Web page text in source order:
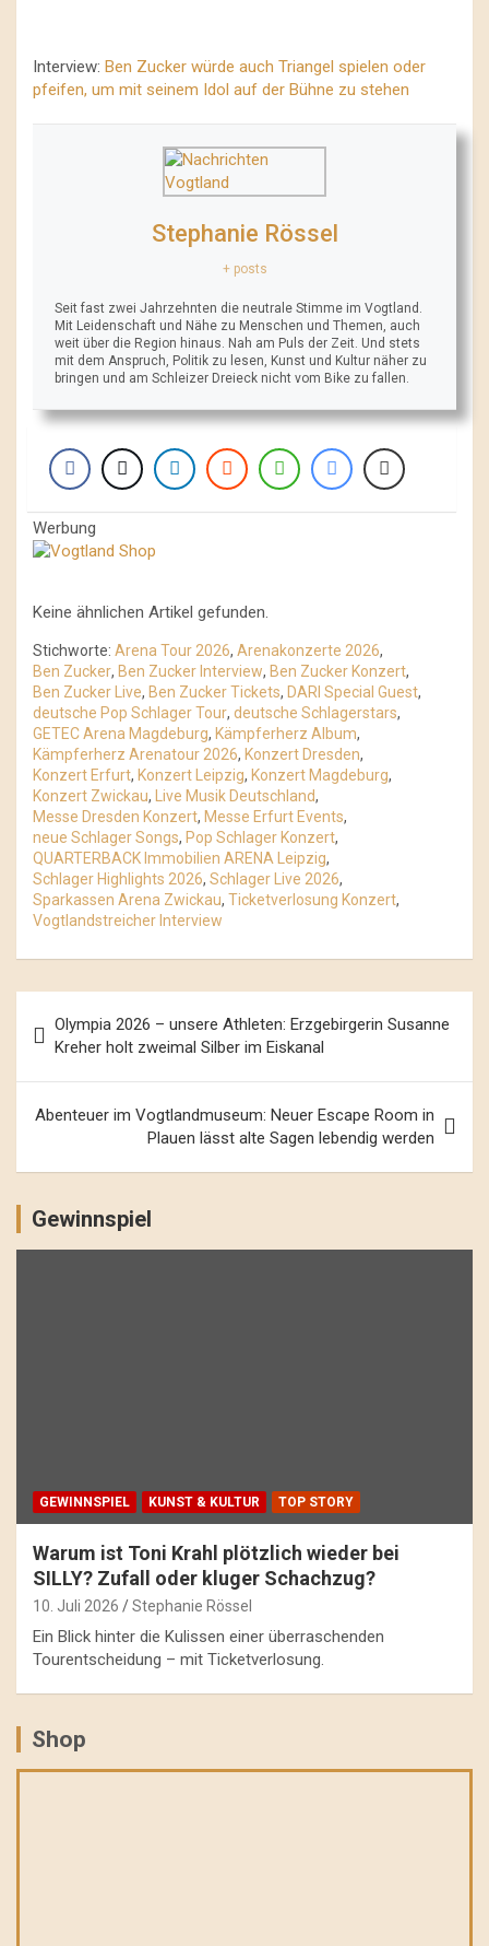
Interview: Ben Zucker würde auch Triangel spielen oder
pfeifen, um mit seinem Idol auf der Bühne zu stehen
Stephanie Rössel
+ posts
Seit fast zwei Jahrzehnten die neutrale Stimme im Vogtland.
Mit Leidenschaft und Nähe zu Menschen und Themen, auch
weit über die Region hinaus. Nah am Puls der Zeit. Und stets
mit dem Anspruch, Politik zu lesen, Kunst und Kultur näher zu
bringen und am Schleizer Dreieck nicht vom Bike zu fallen.
Werbung
Keine ähnlichen Artikel gefunden.
Stichworte: Arena Tour 2026, Arenakonzerte 2026,
Ben Zucker, Ben Zucker Interview, Ben Zucker Konzert,
Ben Zucker Live, Ben Zucker Tickets, DARI Special Guest,
deutsche Pop Schlager Tour, deutsche Schlagerstars,
GETEC Arena Magdeburg, Kämpferherz Album,
Kämpferherz Arenatour 2026, Konzert Dresden,
Konzert Erfurt, Konzert Leipzig, Konzert Magdeburg,
Konzert Zwickau, Live Musik Deutschland,
Messe Dresden Konzert, Messe Erfurt Events,
neue Schlager Songs, Pop Schlager Konzert,
QUARTERBACK Immobilien ARENA Leipzig,
Schlager Highlights 2026, Schlager Live 2026,
Sparkassen Arena Zwickau, Ticketverlosung Konzert,
Vogtlandstreicher Interview
Navigation
Olympia 2026 – unsere Athleten: Erzgebirgerin Susanne
Kreher holt zweimal Silber im Eiskanal
Abenteuer im Vogtlandmuseum: Neuer Escape Room in
Plauen lässt alte Sagen lebendig werden
Gewinnspiel
GEWINNSPIEL KUNST & KULTUR TOP STORY
Warum ist Toni Krahl plötzlich wieder bei
SILLY? Zufall oder kluger Schachzug?
10. Juli 2026 Stephanie Rössel
Ein Blick hinter die Kulissen einer überraschenden
Tourentscheidung – mit Ticketverlosung.
Shop